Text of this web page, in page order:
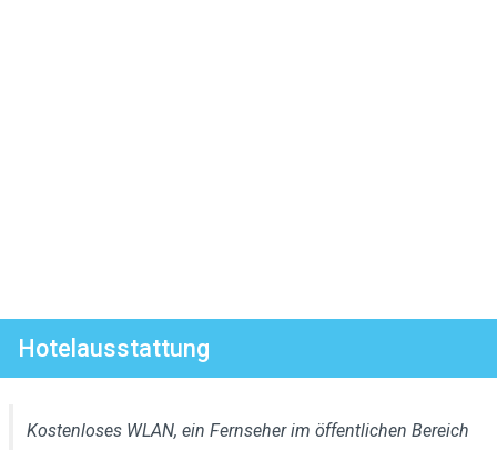
Hotelausstattung
Kostenloses WLAN, ein Fernseher im öffentlichen Bereich